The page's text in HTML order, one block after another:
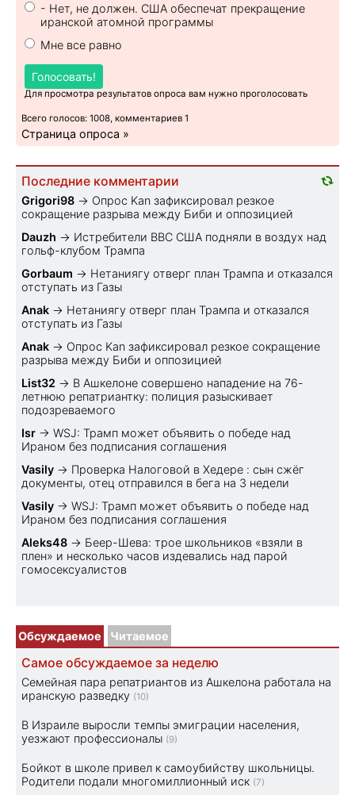
- Нет, не должен. США обеспечат прекращение
иранской атомной программы
Мне все равно
Голосовать!
Для просмотра результатов опроса вам нужно проголосовать
Всего голосов: 1008, комментариев 1
Страница опроса »
Последние комментарии
Grigori98 → Опрос Kan зафиксировал резкое
сокращение разрыва между Биби и оппозицией
Dauzh → Истребители ВВС США подняли в воздух над
гольф-клубом Трампа
Gorbaum → Нетаниягу отверг план Трампа и отказался
отступать из Газы
Anak → Нетаниягу отверг план Трампа и отказался
отступать из Газы
Anak → Опрос Kan зафиксировал резкое сокращение
разрыва между Биби и оппозицией
List32 → В Ашкелоне совершено нападение на 76-
летнюю репатриантку: полиция разыскивает
подозреваемого
Isr → WSJ: Трамп может объявить о победе над
Ираном без подписания соглашения
Vasily → Проверка Налоговой в Хедере : сын сжёг
документы, отец отправился в бега на 3 недели
Vasily → WSJ: Трамп может объявить о победе над
Ираном без подписания соглашения
Aleks48 → Беер-Шева: трое школьников «взяли в
плен» и несколько часов издевались над парой
гомосексуалистов
Обсуждаемое Читаемое
Самое обсуждаемое за неделю
Семейная пара репатриантов из Ашкелона работала на
иранскую разведку (10)
В Израиле выросли темпы эмиграции населения,
уезжают профессионалы (9)
Бойкот в школе привел к самоубийству школьницы.
Родители подали многомиллионный иск (7)